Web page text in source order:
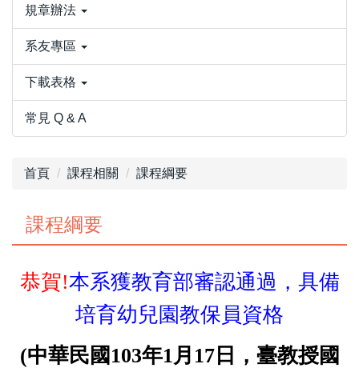
規章辦法
系友專區
下載表格
常見 Q & A
首頁 課程相關 課程綱要
課程綱要
恭賀!本系獲教育部審認通過，具備
培育幼兒園教保員資格
(中華民國103年1月17日，臺教授國